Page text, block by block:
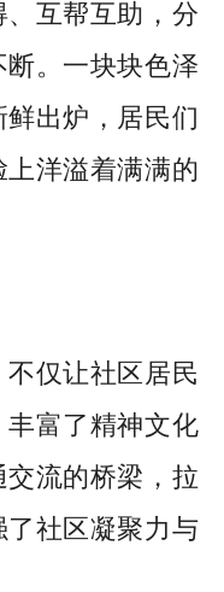
互帮互助，分
。一块块色泽
出炉，居民们
洋溢着满满的
仅让社区居民
富了精神文化
流的桥梁，拉
社区凝聚力与